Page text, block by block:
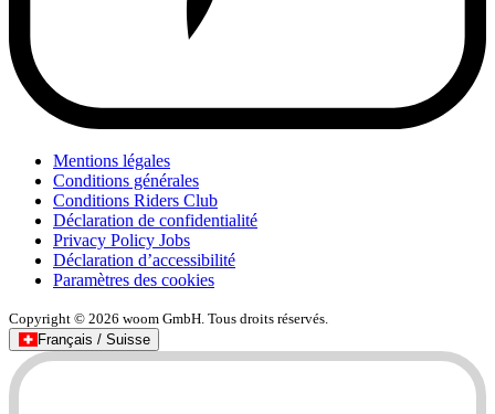
Mentions légales
Conditions générales
Conditions Riders Club
Déclaration de confidentialité
Privacy Policy Jobs
Déclaration d’accessibilité
Paramètres des cookies
Copyright © 2026 woom GmbH. Tous droits réservés.
Français / Suisse